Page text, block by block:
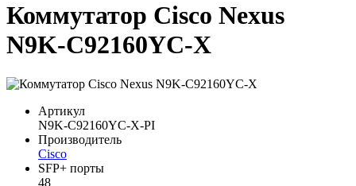
Коммутатор Cisco Nexus
N9K-C92160YC-X
Артикул
N9K-C92160YC-X-PI
Производитель
Cisco
SFP+ порты
48